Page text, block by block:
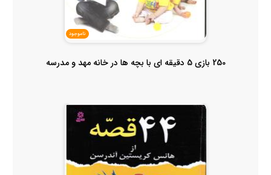
ناموجود
250 بازی 5 دقیقه ای با بچه ها در خانه مهد و مدرسه